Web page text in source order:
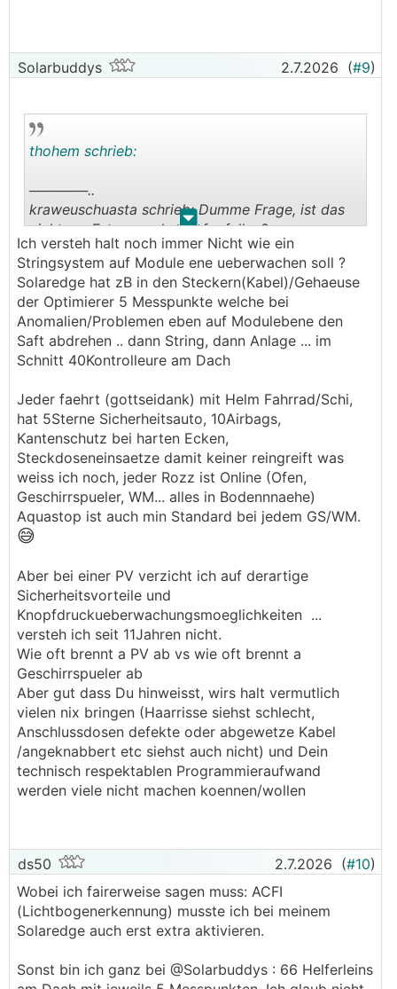
Solarbuddys 2.7.2026 (#9)
. .
thohem schrieb:
──────..
kraweuschuasta schrieb: Dumme Frage, ist das
nicht am Ertrag vorher aufgefallen?
Oder hat das Modul noch "irgedwie" funktioniert
und dann plötzlich - Krachbumm?
───────────────
Klar wär's aufgefallen, die Anlage hat nur 5kW
produziert...aber ich hab genau in dieser Woche
nicht wirklich auf mein Grafana Dashboard
Überwachungen so wichtig
──────..
speeeedcat schrieb: In einer verschwindend
geringen Wahrscheinlichkeit.
───────────────
──────..
übertreiben, immer und überall - aber ich schau
halt gern auf ein automatisiertes einfaches
System wo ich das System (auch die Frau) auf
Knopfdruck von der Couch aus im
Nackipatzikostüm alles kontrollieren/überwachen
kann
───────────────
Genau hier lag ja das Problem. Egal ob Fronius,
Huawei, SE oder sonst wer - alle werben mit
Überwachung und Alarmen wenn Mal was schief
geht. Und genau diese Überwachung hat bei mir
Bis vor zwei Tagen hätte ich sofort und ohne
wenn und aber sofort unterschrieben, wenn
jemand gesagt hätte, man braucht eh nur die
Überwachung des Herstellers für die "groben"
Ich versteh halt noch immer Nicht wie ein
Stringsystem auf Module ene ueberwachen soll ?
Solaredge hat zB in den Steckern(Kabel)/Gehaeuse
der Optimierer 5 Messpunkte welche bei
Anomalien/Problemen eben auf Modulebene den
Saft abdrehen .. dann String, dann Anlage ... im
Schnitt 40Kontrolleure am Dach
Jeder faehrt (gottseidank) mit Helm Fahrrad/Schi,
hat 5Sterne Sicherheitsauto, 10Airbags,
Kantenschutz bei harten Ecken,
Steckdoseneinsaetze damit keiner reingreift was
weiss ich noch, jeder Rozz ist Online (Ofen,
Geschirrspueler, WM... alles in Bodennnaehe)
Aquastop ist auch min Standard bei jedem GS/WM.
😅
Aber bei einer PV verzicht ich auf derartige
Sicherheitsvorteile und
Knopfdruckueberwachungsmoeglichkeiten ...
versteh ich seit 11Jahren nicht.
Wie oft brennt a PV ab vs wie oft brennt a
Geschirrspueler ab
Aber gut dass Du hinweisst, wirs halt vermutlich
vielen nix bringen (Haarrisse siehst schlecht,
Anschlussdosen defekte oder abgewetze Kabel
/angeknabbert etc siehst auch nicht) und Dein
technisch respektablen Programmieraufwand
werden viele nicht machen koennen/wollen
ds50 2.7.2026 (#10)
Wobei ich fairerweise sagen muss: ACFI
(Lichtbogenerkennung) musste ich bei meinem
Solaredge auch erst extra aktivieren.
Sonst bin ich ganz bei @­Solarbuddys : 66 Helferleins